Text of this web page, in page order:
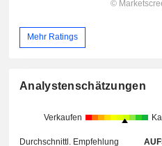
Mehr Ratings
Analystenschätzungen
Verkaufen
Durchschnittl. Empfehlung